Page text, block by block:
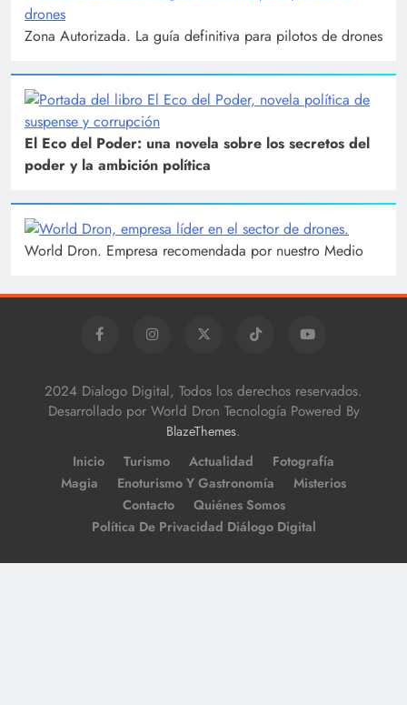
Zona Autorizada. La guía definitiva para pilotos de drones
El Eco del Poder: una novela sobre los secretos del
poder y la ambición política
World Dron. Empresa recomendada por nuestro Medio
2024 Dialogo Digital, Todos los derechos reservados.
Desarrollado por World Dron Tecnología Powered By
BlazeThemes.
Inicio Turismo Actualidad
Fotografía
Magia
Enoturismo Y Gastronomía
Misterios
Contacto
Quiénes Somos
Política De Privacidad Diálogo Digital